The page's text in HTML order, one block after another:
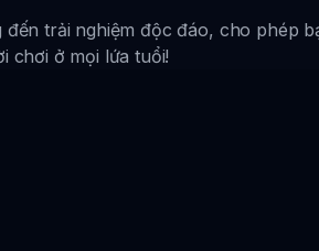
trải nghiệm độc đáo, cho phép
chơi ở mọi lứa tuổi!